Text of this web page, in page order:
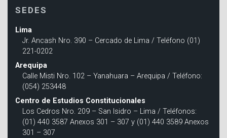
SEDES
Lima
Jr. Ancash Nro. 390 – Cercado de Lima / Teléfono (01)
221-0202
Arequipa
Calle Misti Nro. 102 – Yanahuara – Arequipa / Teléfono:
(054) 253448
Centro de Estudios Constitucionales
Los Cedros Nro. 209 – San Isidro – Lima / Teléfonos:
(01) 440 3587 Anexos 301 – 307 y (01) 440 3589 Anexos
301 – 307